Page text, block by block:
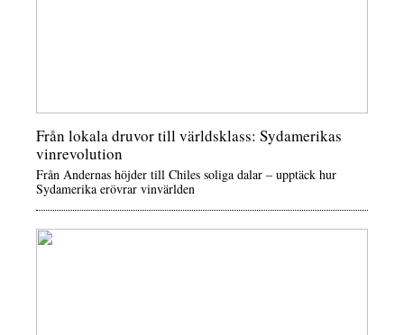
Från lokala druvor till världsklass: Sydamerikas
vinrevolution
Från Andernas höjder till Chiles soliga dalar – upptäck hur
Sydamerika erövrar vinvärlden